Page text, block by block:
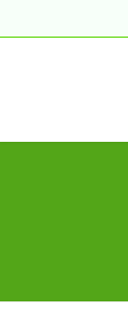
ン
へ
ビ
ョ